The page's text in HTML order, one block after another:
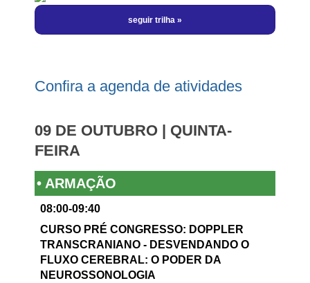
Local do Evento
Sobre a Cidade
Confira a agenda de atividades
09 DE OUTUBRO | QUINTA-
FEIRA
• ARMAÇÃO
08:00-09:40
CURSO PRÉ CONGRESSO: DOPPLER
TRANSCRANIANO - DESVENDANDO O
FLUXO CEREBRAL: O PODER DA
NEUROSSONOLOGIA